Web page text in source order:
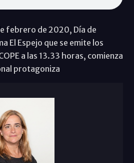
febrero de 2020, Día de
El Espejo que se emite los
a las 13.33 horas, comienza
protagoniza